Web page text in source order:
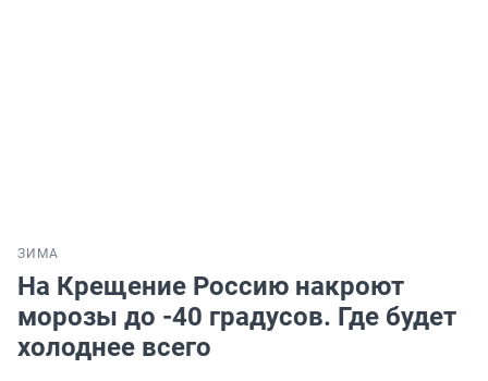
ЗИМА
На Крещение Россию накроют
морозы до -40 градусов. Где будет
холоднее всего